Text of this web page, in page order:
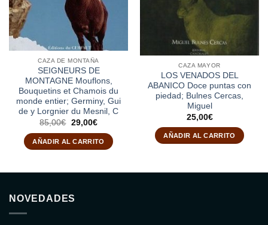
CAZA DE MONTAÑA
SEIGNEURS DE
MONTAGNE Mouflons,
Bouquetins et Chamois du
monde entier; Germiny, Gui
de y Lorgnier du Mesnil, C
85,00€ El
precio
original
era:
85,00€.
29,00€El
actual
es:
29,00€.
AÑADIR AL CARRITO
CAZA MAYOR
LOS VENADOS DEL
ABANICO Doce puntas con
piedad; Bulnes Cercas,
Miguel
25,00€
AÑADIR AL CARRITO
NOVEDADES